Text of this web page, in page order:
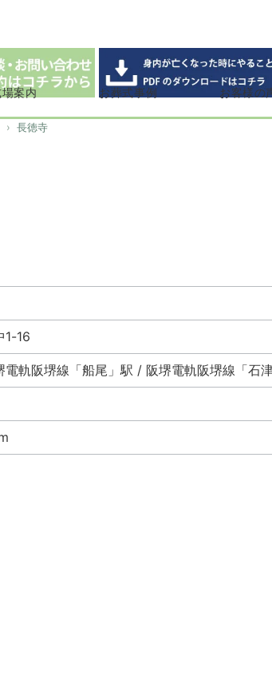
案内 お葬式事例 お客様の
長徳寺
1-16
軌阪堺線「船尾」駅 / 阪堺電軌阪堺線「石